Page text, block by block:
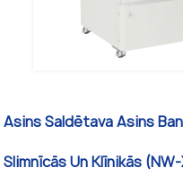
Asins Saldētava Asins
Slimnīcās Un Klīnikās